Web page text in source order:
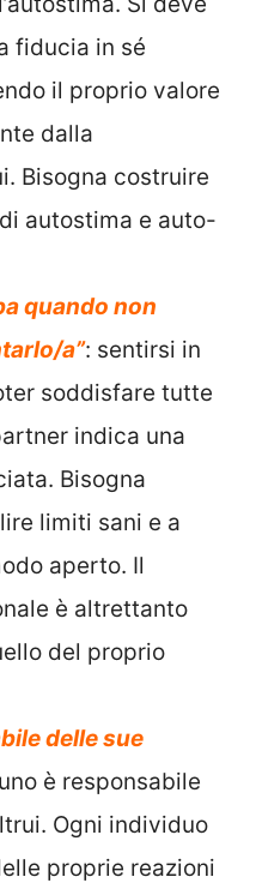
fiducia in sé
il proprio valore
dalla
Bisogna costruire
autostima e auto-
quando non
a”: sentirsi in
soddisfare tutte
indica una
Bisogna
limiti sani e a
aperto. Il
è altrettanto
del proprio
delle sue
è responsabile
Ogni individuo
proprie reazioni